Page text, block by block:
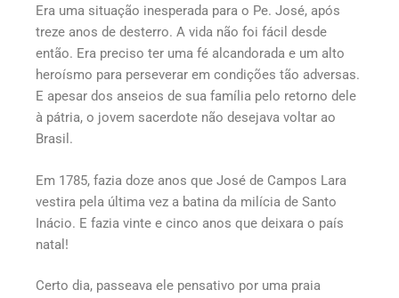
Era uma situação inesperada para o Pe. José, após
treze anos de desterro. A vida não foi fácil desde
então. Era preciso ter uma fé alcandorada e um alto
heroísmo para perseverar em condições tão adversas.
E apesar dos anseios de sua família pelo retorno dele
à pátria, o jovem sacerdote não desejava voltar ao
Brasil.
Em 1785, fazia doze anos que José de Campos Lara
vestira pela última vez a batina da milícia de Santo
Inácio. E fazia vinte e cinco anos que deixara o país
natal!
Certo dia, passeava ele pensativo por uma praia